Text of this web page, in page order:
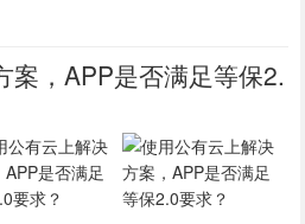
案，APP是否满足等保2.